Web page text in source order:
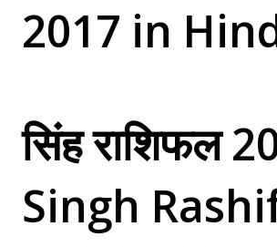
2017 in
सिंह राशिफल
Singh